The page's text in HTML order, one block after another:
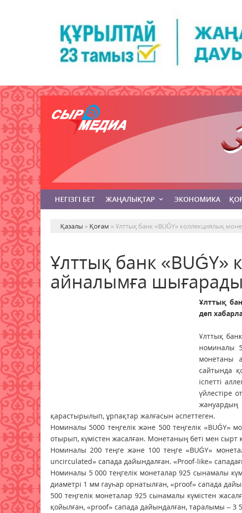
НЕГІЗГІ БЕТ ЖАҢАЛЫҚТАР ЭКОНОМИКА
Қазалы » Қоғам » Ұлттық банк «BUǴY» коллекциялық
Ұлттық банк
айналымға шығарады
Ұлттық
деп
Ұлттық
номиналы
монетаны
сайтында
іспетті
үйлестіре
жануардың
қарастырылып, ұрпақтар жалғасын әспеттеген.
Номиналы 5000 теңгелік және 500 теңгелік «BUǴY»
отырып, күмістен жасалған. Монетаның беті мен сырт
Номиналы 200 теңге және 100 теңге «BUǴY»
uncirculated» сапада дайындалған. «Рroof-like»
Номиналы 5 000 теңгелік монеталар 925 сынамалы
диаметрі 1 мм гауһар орнатылған, «proof» сапада
500 теңгелік монеталар 925 сынамалы күмістен
қойылған, «proof» сапада дайындалған, таралымы – 3